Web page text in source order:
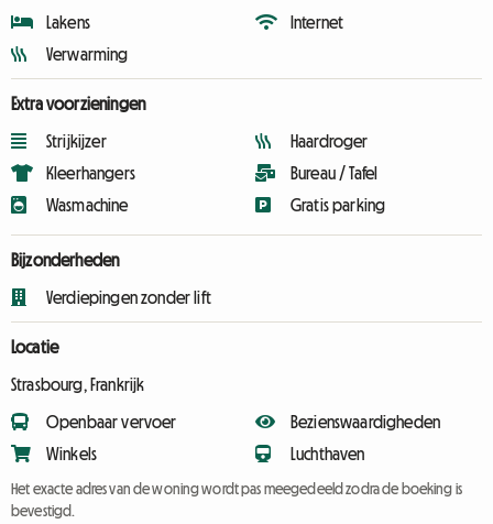
Lakens
Verwarming
Internet
Extra voorzieningen
Strijkijzer
Kleerhangers
Wasmachine
Haardroger
Bureau / Tafel
Gratis parking
Bijzonderheden
Verdiepingen zonder lift
Locatie
Strasbourg, Frankrijk
Openbaar vervoer
Winkels
Bezienswaardigheden
Luchthaven
Het exacte adres van de woning wordt pas meegedeeld zodra de boeking is
bevestigd.